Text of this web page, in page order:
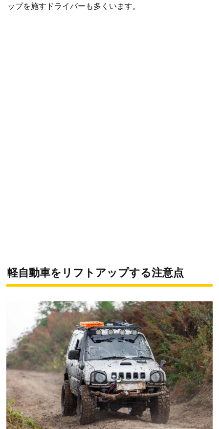
ップを施すドライバーも多くいます。
軽自動車をリフトアップする注意点